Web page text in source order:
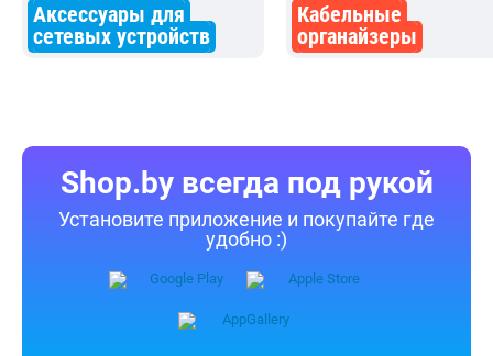
Аксессуары для
сетевых устройств
Кабельные
органайзеры
Shop.by всегда под рукой
Установите приложение и покупайте где
удобно :)